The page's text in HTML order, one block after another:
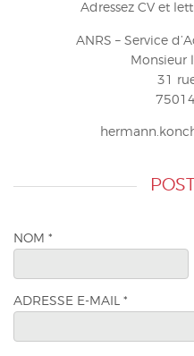
Adressez CV et
ANRS – Service
Monsieur
31
NOM *
ADRESSE E-MAIL *